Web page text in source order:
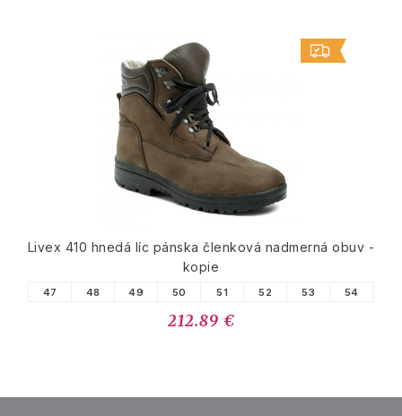
Livex 410 hnedá líc pánska členková nadmerná obuv -
kopie
47 48 49 50 51 52 53 54
212.89 €